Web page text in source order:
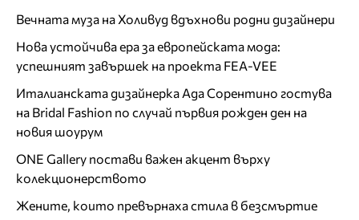
Вечната муза на Холивуд вдъхнови родни дизайнери
Нова устойчива ера за европейската мода:
успешният завършек на проекта FEA-VEE
Италианската дизайнерка Ада Сорентино гостува
на Bridal Fashion по случай първия рожден ден на
новия шоурум
ONE Gallery постави важен акцент върху
колекционерството
Жените, които превърнаха стила в безсмъртие